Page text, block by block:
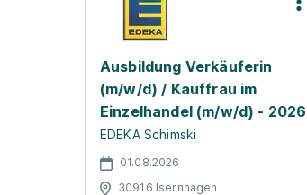
Ausbildung Verkäuferin
(m/w/d) / Kauffrau im
Einzelhandel (m/w/d) - 2026
EDEKA Schimski
01.08.2026
30916 Isernhagen